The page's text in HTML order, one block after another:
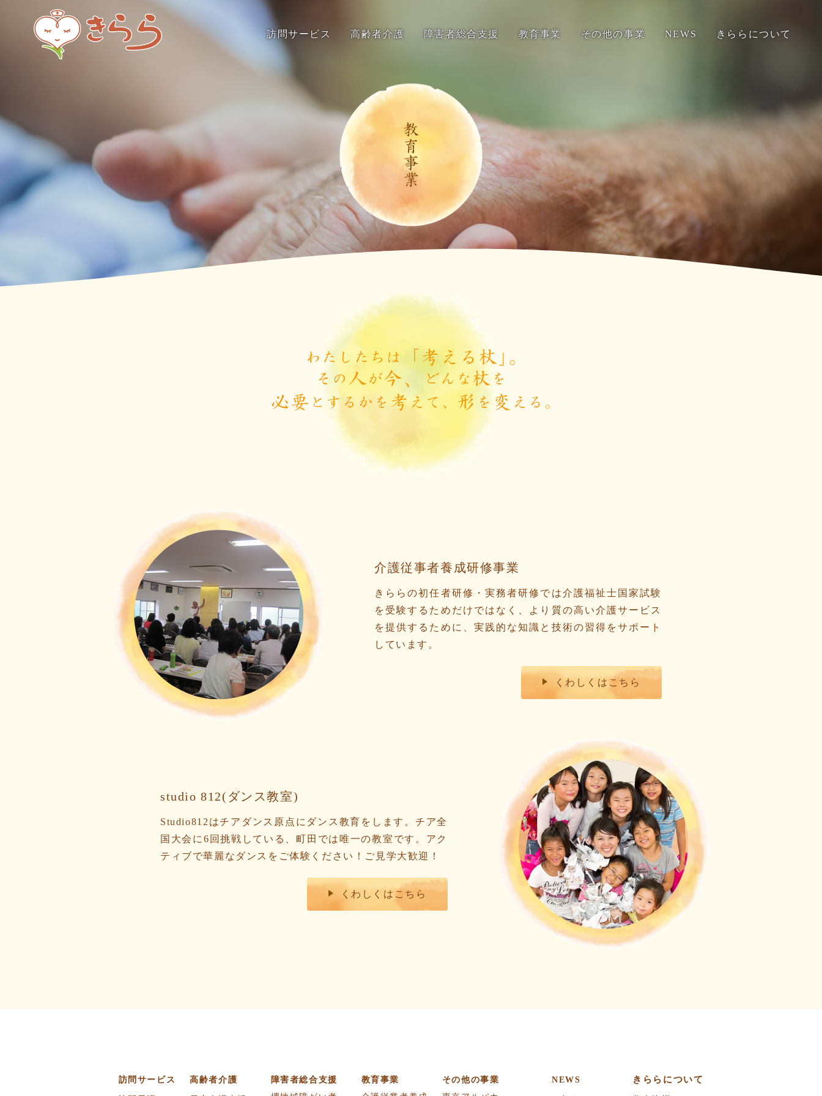
訪問サービス 高齢者介護 障害者総合支援 教育事業 その他の事業 NEWS きららについて
介護従事者養成研修事業
きららの初任者研修・実務者研修では介護福祉士国家試験
を受験するためだけではなく、より質の高い介護サービス
を提供するために、実践的な知識と技術の習得をサポート
しています。
くわしくはこちら
studio 812(ダンス教室)
Studio812はチアダンス原点にダンス教育をします。チア全
国大会に6回挑戦している、町田では唯一の教室です。アク
ティブで華麗なダンスをご体験ください！ご見学大歓迎！
くわしくはこちら
訪問サービス 高齢者介護
障害者総合支援
教育事業
その他の事業
NEWS きららについて